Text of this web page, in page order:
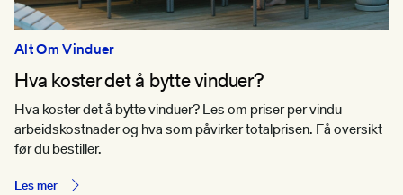
Alt Om Vinduer
Hva koster det å bytte vinduer?
Hva koster det å bytte vinduer? Les om priser per vindu
arbeidskostnader og hva som påvirker totalprisen. Få oversikt
før du bestiller.
Les mer